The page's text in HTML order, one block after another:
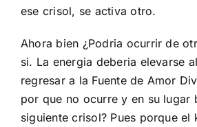
ese crisol, se activa otro.
Ahora bien ¿Podria ocurrir de
si. La energia deberia elevarse
regresar a la Fuente de Amor
por que no ocurre y en su lugar
siguiente crisol? Pues porque el